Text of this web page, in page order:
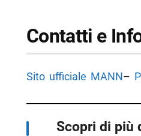
Contatti e
Sito ufficiale MANN–
Scopri di più